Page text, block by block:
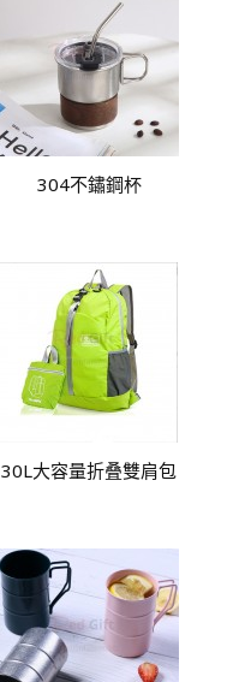
304不鏽鋼杯
30L大容量折叠雙肩包